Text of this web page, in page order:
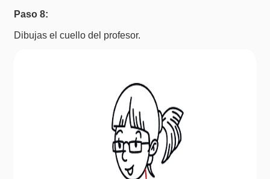
Paso 8:
Dibujas el cuello del profesor.